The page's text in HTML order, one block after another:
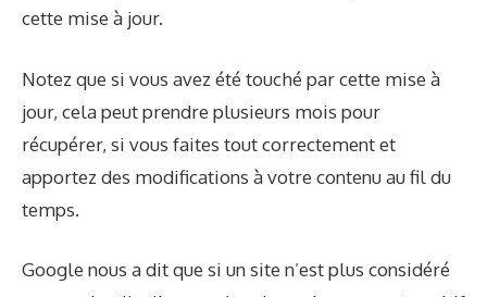
cette mise à jour.
Notez que si vous avez été touché par cette mise à
jour, cela peut prendre plusieurs mois pour
récupérer, si vous faites tout correctement et
apportez des modifications à votre contenu au fil du
temps.
Google nous a dit que si un site n’est plus considéré